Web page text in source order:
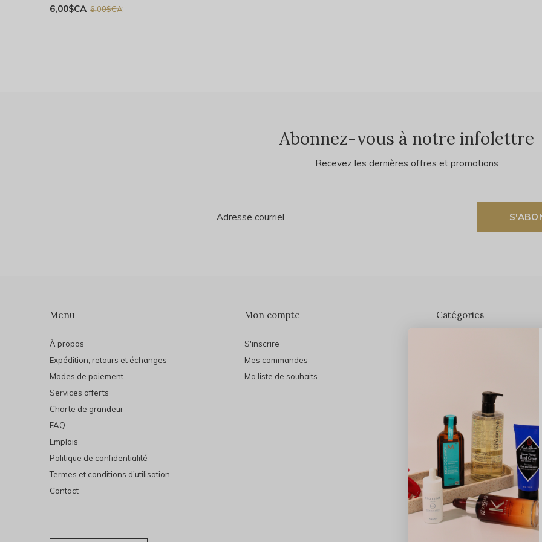
6,00$CA 6,00$CA
Abonnez-vous à notre infolettre
Recevez les dernières offres et promotions
Menu
À propos
Expédition, retours et échanges
Modes de paiement
Services offerts
Charte de grandeur
FAQ
Emplois
Politique de confidentialité
Termes et conditions d'utilisation
Contact
Mon compte
S'inscrire
Mes commandes
Ma liste de souhaits
Catégories
Soins du visage
Maquillage
Bain et Corps
Bijoux